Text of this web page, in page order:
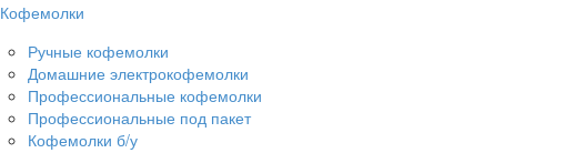
Кофемолки
Ручные кофемолки
Домашние электрокофемолки
Профессиональные кофемолки
Профессиональные под пакет
Кофемолки б/у